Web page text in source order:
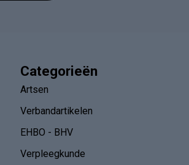
Categorieën
Artsen
Verbandartikelen
EHBO - BHV
Verpleegkunde